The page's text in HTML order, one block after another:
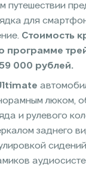
путешествии
для
Стоимость
программе
000 рублей.
люком,
и рулевого
заднего